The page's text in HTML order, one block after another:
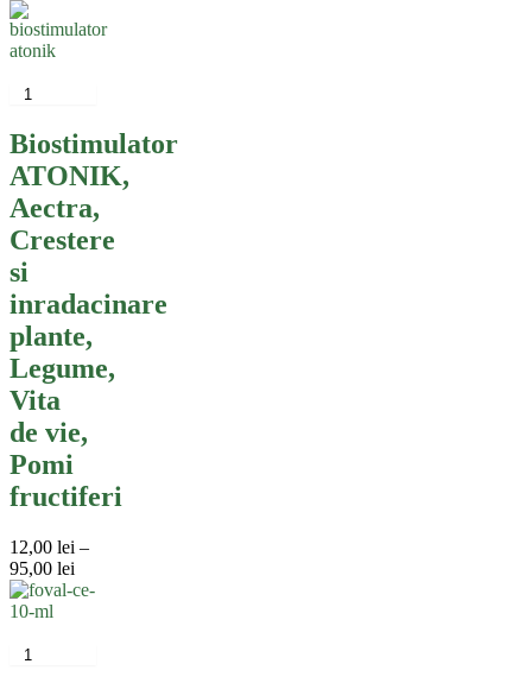
prețuri:
produs
mai
multe
variații.
Opțiunile
pot
fi
alese
în
pagina
produsului.
Biostimulator
ATONIK,
Aectra,
Crestere
si
inradacinare
plante,
Legume,
Vita
de vie,
Pomi
fructiferi
12,00 lei –
95,00 lei
de
produs